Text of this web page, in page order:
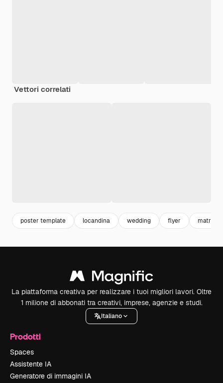
Vettori correlati
poster template locandina wedding flyer
La piattaforma creativa per realizzare i tuoi migliori lavori. Oltre
1 milione di abbonati tra creativi, imprese, agenzie e studi.
Italiano
Prodotti
Spaces
Assistente IA
Generatore di immagini IA